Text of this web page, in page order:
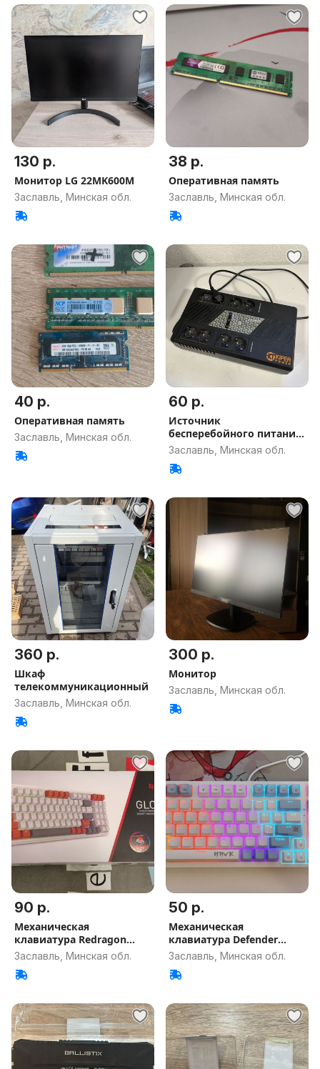
130 р.
Монитор LG 22MK600M
Заславль, Минская обл.
38 р.
Оперативная память
Заславль, Минская обл.
40 р.
Оперативная память
Заславль, Минская обл.
60 р.
Источник
бесперебойного питания
Kiper Power Compac
Заславль, Минская обл.
360 р.
Шкаф
телекоммуникационный
Заславль, Минская обл.
300 р.
Монитор
Заславль, Минская обл.
90 р.
Механическая
клавиатура Redragon
Gloria, новая
Заславль, Минская обл.
50 р.
Механическая
клавиатура Defender
Hawk (Red свитчи)
Заславль, Минская обл.